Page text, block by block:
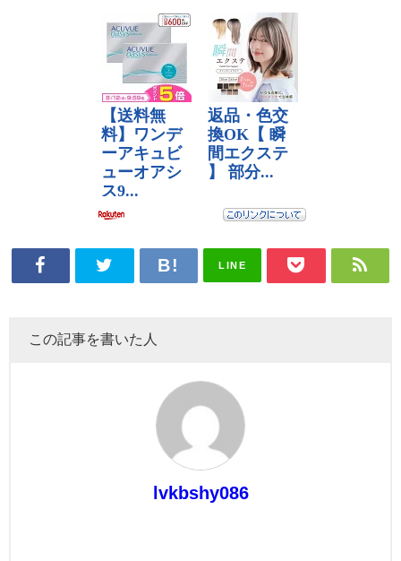
LINE
この記事を書いた人
lvkbshy086